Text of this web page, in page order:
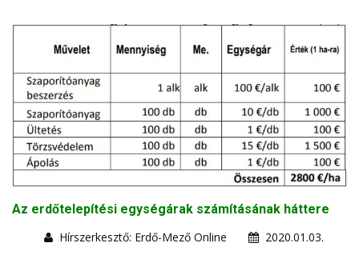
Az erdőtelepítési egységárak számításának háttere
Hírszerkesztő: Erdő-Mező Online
2020.01.03.